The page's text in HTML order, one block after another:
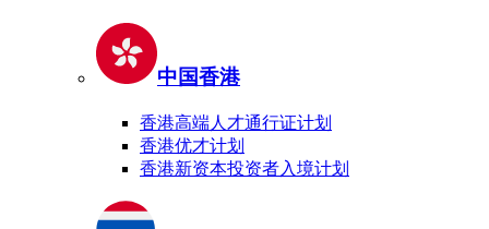
中国香港
香港高端人才通行证计划
香港优才计划
香港新资本投资者入境计划